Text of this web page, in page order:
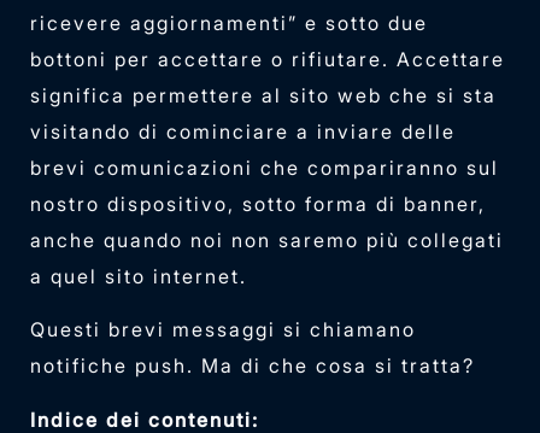
ricevere aggiornamenti” e sotto due
bottoni per accettare o rifiutare. Accettare
significa permettere al sito web che si sta
visitando di cominciare a inviare delle
brevi comunicazioni che compariranno sul
nostro dispositivo, sotto forma di banner,
anche quando noi non saremo più collegati
a quel sito internet.
Questi brevi messaggi si chiamano
notifiche push. Ma di che cosa si tratta?
Indice dei contenuti: